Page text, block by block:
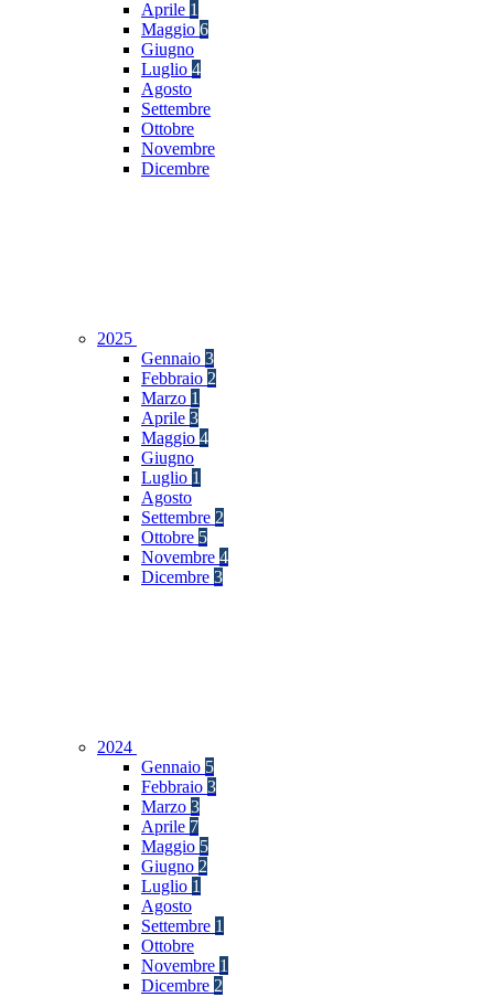
Aprile 1
Maggio 6
Giugno
Luglio 4
Agosto
Settembre
Ottobre
Novembre
Dicembre
2025
Gennaio 3
Febbraio 2
Marzo 1
Aprile 3
Maggio 4
Giugno
Luglio 1
Agosto
Settembre 2
Ottobre 5
Novembre 4
Dicembre 3
2024
Gennaio 5
Febbraio 3
Marzo 3
Aprile 7
Maggio 5
Giugno 2
Luglio 1
Agosto
Settembre 1
Ottobre
Novembre 1
Dicembre 2